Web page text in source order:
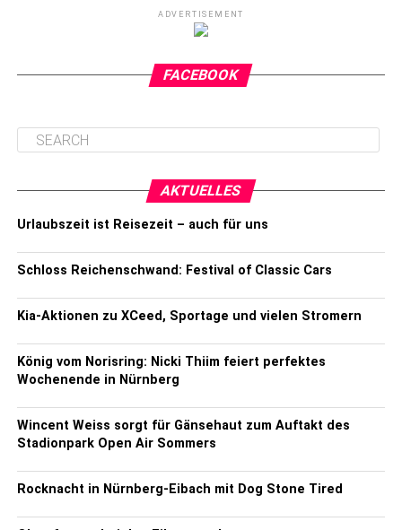
ADVERTISEMENT
FACEBOOK
AKTUELLES
Urlaubszeit ist Reisezeit – auch für uns
Schloss Reichenschwand: Festival of Classic Cars
Kia-Aktionen zu XCeed, Sportage und vielen Stromern
König vom Norisring: Nicki Thiim feiert perfektes
Wochenende in Nürnberg
Wincent Weiss sorgt für Gänsehaut zum Auftakt des
Stadionpark Open Air Sommers
Rocknacht in Nürnberg-Eibach mit Dog Stone Tired